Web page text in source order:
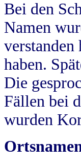
Bei den
Namen
verstanden
haben.
Die
Fällen bei
wurden